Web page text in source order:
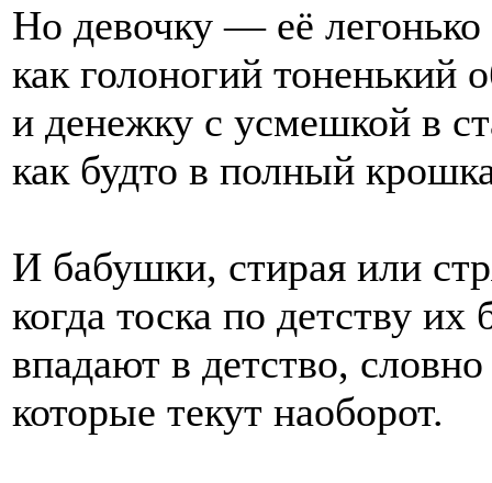
Но девочку — её легонько
как голоногий тоненький
и денежку с усмешкой в
как будто в полный
И бабушки, стирая или
когда тоска по детству их
впадают в детство,
которые текут наоборот.